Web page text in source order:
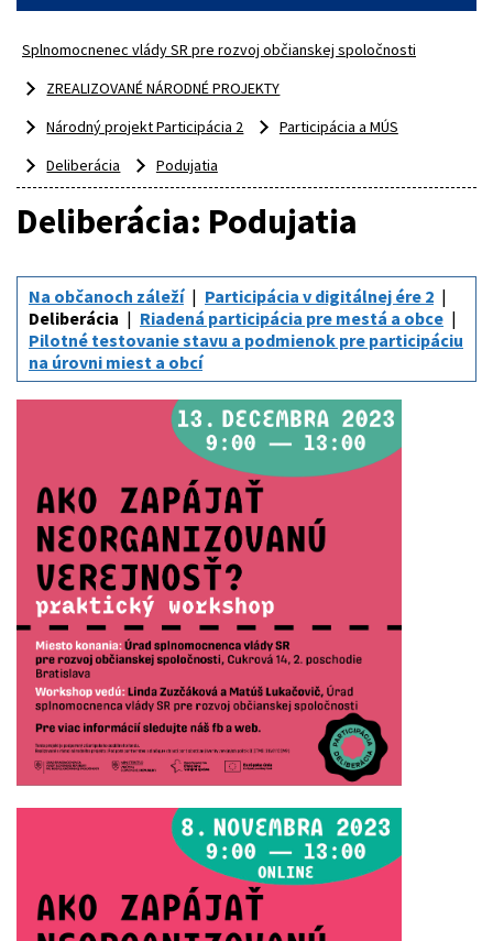
Splnomocnenec vlády SR pre rozvoj občianskej spoločnosti
ZREALIZOVANÉ NÁRODNÉ PROJEKTY
Národný projekt Participácia 2
Participácia a MÚS
Deliberácia
Podujatia
Deliberácia: Podujatia
Na občanoch záleží
Participácia v digitálnej ére 2
Deliberácia
Riadená participácia pre mestá a obce
Pilotné testovanie stavu a podmienok pre participáciu
na úrovni miest a obcí